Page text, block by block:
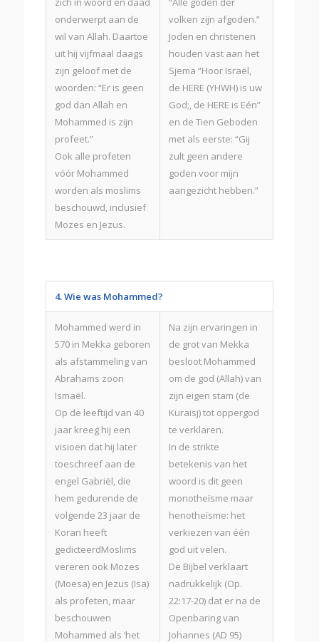
onderwerpt aan de
wil van Allah. Daartoe
uit hij vijfmaal daags
zijn geloof met de
woorden: “Er is geen
god dan Allah en
Mohammed is zijn
profeet.”
Ook alle profeten
vóór Mohammed
worden als moslims
beschouwd, inclusief
Mozes en Jezus.
volken zijn afgoden.”
Joden en christenen
houden vast aan het
Sjema “Hoor Israël,
de HERE (YHWH) is uw
God;, de HERE is Eén”
en de Tien Geboden
met als eerste: “Gij
zult geen andere
goden voor mijn
aangezicht hebben.”
4. Wie was Mohammed?
Mohammed werd in
570 in Mekka geboren
als afstammeling van
Abrahams zoon
Ismaël.
Op de leeftijd van 40
jaar kreeg hij een
visioen dat hij later
toeschreef aan de
engel Gabriël, die
hem gedurende de
volgende 23 jaar de
Koran heeft
gedicteerdMoslims
vereren ook Mozes
(Moesa) en Jezus (Isa)
als profeten, maar
beschouwen
Mohammed als ‘het
Na zijn ervaringen in
de grot van Mekka
besloot Mohammed
om de god (Allah) van
zijn eigen stam (de
Kuraisj) tot oppergod
te verklaren.
In de strikte
betekenis van het
woord is dit geen
monotheïsme maar
henotheïsme: het
verkiezen van één
god uit velen.
De Bijbel verklaart
nadrukkelijk (Op.
22:17-20) dat er na de
Openbaring van
Johannes (AD 95)